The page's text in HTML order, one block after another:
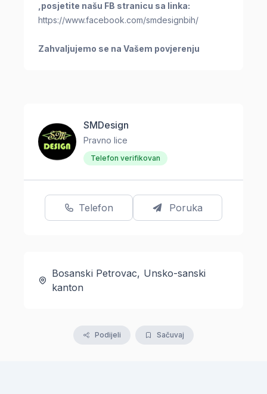
,posjetite našu FB stranicu sa linka:
https://www.facebook.com/smdesignbih/
Zahvaljujemo se na Vašem povjerenju
SMDesign
Pravno lice
Telefon verifikovan
Telefon Poruka
Bosanski Petrovac, Unsko-sanski
kanton
Podijeli Sačuvaj